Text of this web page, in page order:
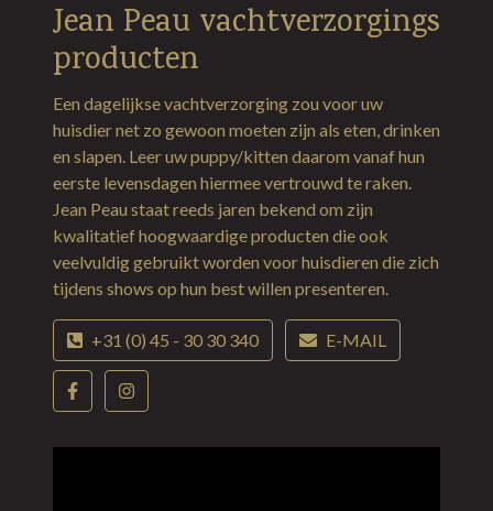
Jean Peau vachtverzorgings
producten
Een dagelijkse vachtverzorging zou voor uw
huisdier net zo gewoon moeten zijn als eten, drinken
en slapen. Leer uw puppy/kitten daarom vanaf hun
eerste levensdagen hiermee vertrouwd te raken.
Jean Peau staat reeds jaren bekend om zijn
kwalitatief hoogwaardige producten die ook
veelvuldig gebruikt worden voor huisdieren die zich
tijdens shows op hun best willen presenteren.
+31 (0) 45 - 30 30 340 E-MAIL